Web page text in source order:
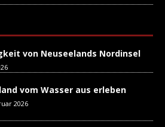
von Neuseelands Nordinsel
vom Wasser aus erleben
2026